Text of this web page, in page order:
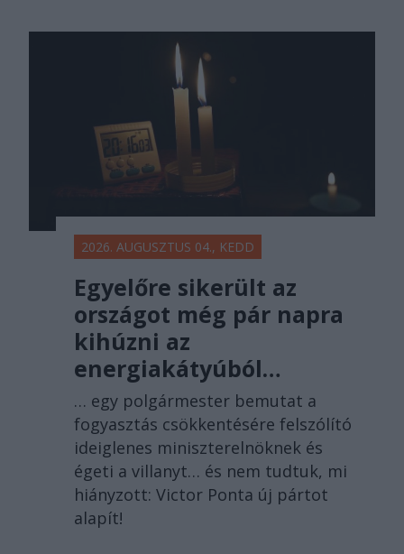
2026. AUGUSZTUS 04., KEDD
Egyelőre sikerült az
országot még pár napra
kihúzni az
energiakátyúból…
… egy polgármester bemutat a
fogyasztás csökkentésére felszólító
ideiglenes miniszterelnöknek és
égeti a villanyt… és nem tudtuk, mi
hiányzott: Victor Ponta új pártot
alapít!